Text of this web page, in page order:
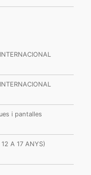
i pantalles
12 A 17 ANYS)